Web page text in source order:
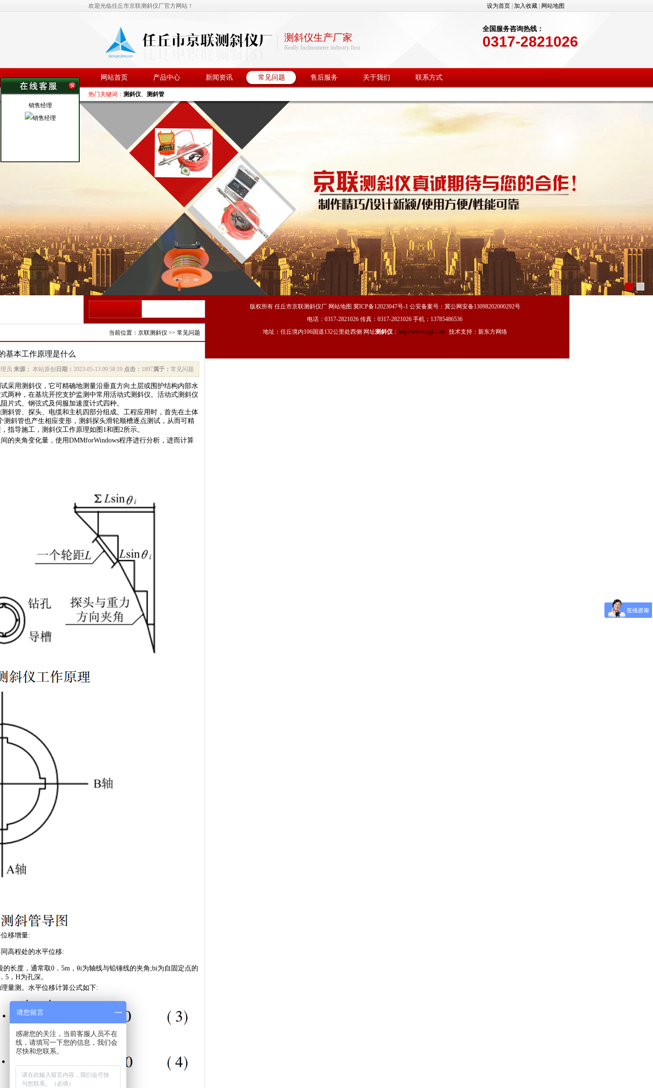
欢迎光临任丘市京联测斜仪厂官方网站！ 设为首页 加入收藏 网站地图
测斜仪生产厂家
Really Inclinometer industry first
全国服务咨询热线：
0317-2821026
网站首页 产品中心 新闻资讯 常见问题 售后服务 关于我们 联系方式
热门关键词： 测斜仪、 测斜管
当前位置 ： 京联测斜仪 >> 常见问题
基本工作原理是什么
员 来源： 本站原创 日期： 2023-05-13 09:58:19 点击： 1897属于： 常见问题
采用测斜仪，它可精确地测量沿垂直方向土层或围护结构内部水
两种，在基坑开挖支护监测中常用活动式测斜仪。活动式测斜仪
片式、钢弦式及伺服加速度计式四种。
管、探头、电缆和主机四部分组成。工程应用时，首先在土体
斜管也产生相应变形，测斜探头滑轮顺槽逐点测试，从而可精
指导施工，测斜仪工作原理如图1和图2所示。
夹角变化量，使用DMMforWindows程序进行分析，进而计算
移增量:
高程处的水平位移:
度，通常取0．5m，θi为轴线与铅锤线的夹角;bi为自固定点的
5，H为孔深。
测。水平位移计算公式如下:
版权所有 任丘市京联测斜仪厂 网站地图 冀ICP备12023047号-1 公安备案号：冀公网安备13098202000292号
电话：0317-2821026 传真：0317-2821026 手机：13785486536
地址：任丘境内106国道132公里处西侧 网址测斜仪： http://www.rqjl.com 技术支持：新东方网络
销售经理
请您留言
感谢您的关注，当前客服人员不在
线，请填写一下您的信息，我们会
尽快和您联系。